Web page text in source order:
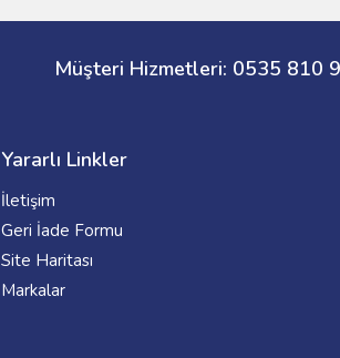
Müşteri Hizmetleri: 0535 810
Yararlı Linkler
İletişim
Geri İade Formu
Site Haritası
Markalar